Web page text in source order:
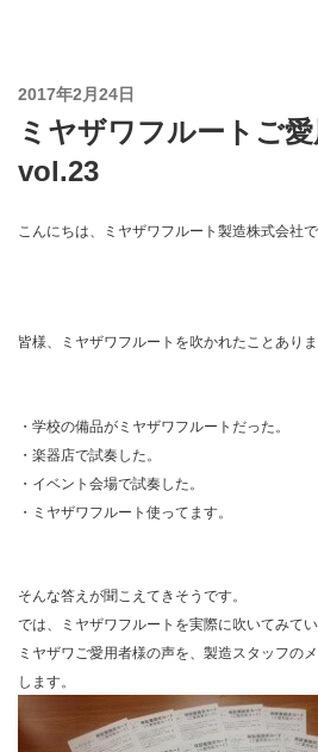
投
稿
日:
2017年2月24日
ミヤザワフルートご
vol.23
こんにちは、ミヤザワフルート製造株式会社で
皆様、ミヤザワフルートを吹かれたことあり
・学校の備品がミヤザワフルートだった。
・楽器店で試奏した。
・イベント会場で試奏した。
・ミヤザワフルート使ってます。
そんな答えが聞こえてきそうです。
では、ミヤザワフルートを実際に吹いてみて
ミヤザワご愛用者様の声を、製造スタッフの
します。